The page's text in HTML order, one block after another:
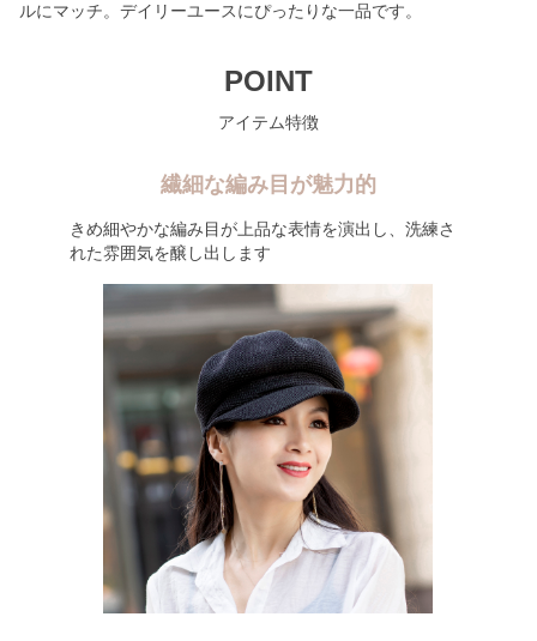
ルにマッチ。デイリーユースにぴったりな一品です。
POINT
アイテム特徴
繊細な編み目が魅力的
きめ細やかな編み目が上品な表情を演出し、洗練さ
れた雰囲気を醸し出します